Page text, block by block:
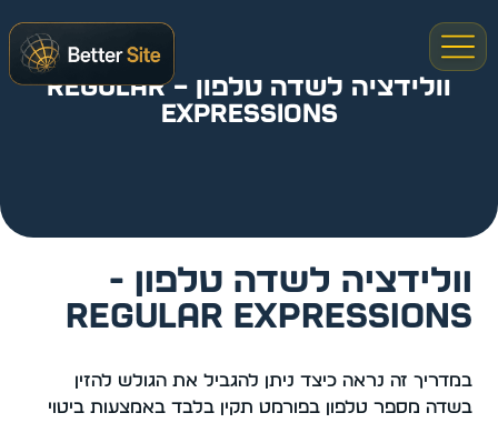
וולידציה לשדה טלפון – Regular
expressions
וולידציה לשדה טלפון -
Regular expressions
במדריך זה נראה כיצד ניתן להגביל את הגולש להזין
בשדה מספר טלפון בפורמט תקין בלבד באמצעות ביטוי